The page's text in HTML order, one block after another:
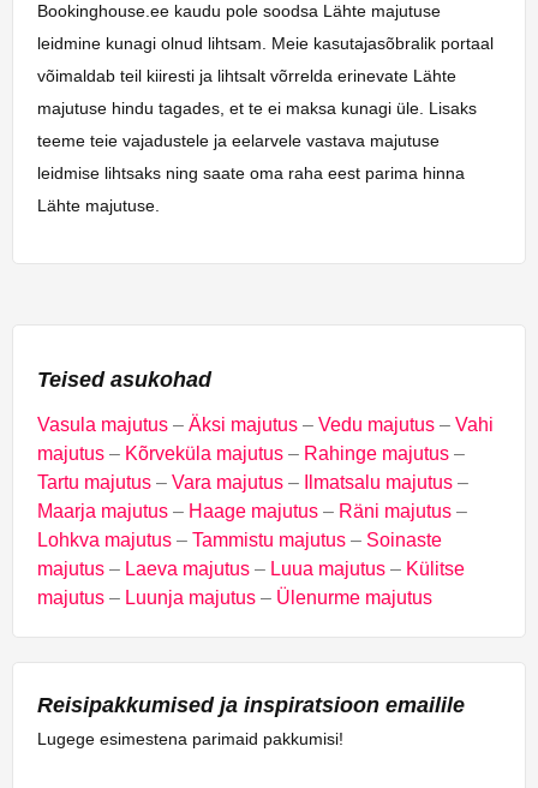
Bookinghouse.ee kaudu pole soodsa Lähte majutuse
leidmine kunagi olnud lihtsam. Meie kasutajasõbralik portaal
võimaldab teil kiiresti ja lihtsalt võrrelda erinevate Lähte
majutuse hindu tagades, et te ei maksa kunagi üle. Lisaks
teeme teie vajadustele ja eelarvele vastava majutuse
leidmise lihtsaks ning saate oma raha eest parima hinna
Lähte majutuse.
Teised asukohad
Vasula majutus – Äksi majutus – Vedu majutus – Vahi
majutus – Kõrveküla majutus – Rahinge majutus –
Tartu majutus – Vara majutus – Ilmatsalu majutus –
Maarja majutus – Haage majutus – Räni majutus –
Lohkva majutus – Tammistu majutus – Soinaste
majutus – Laeva majutus – Luua majutus – Külitse
majutus – Luunja majutus – Ülenurme majutus
Reisipakkumised ja inspiratsioon emailile
Lugege esimestena parimaid pakkumisi!